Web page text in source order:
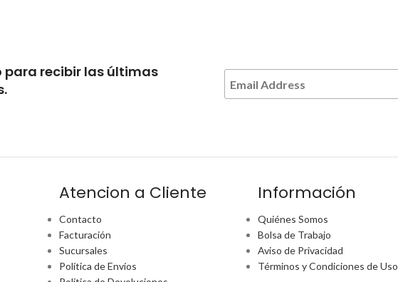
para recibir las últimas
Atencion a Cliente
Contacto
Facturación
Sucursales
Política de Envíos
Información
Quiénes Somos
Bolsa de Trabajo
Aviso de Privacidad
Términos y Condiciones de Uso